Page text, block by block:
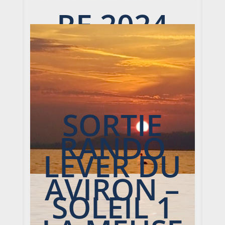
RE 2024
SORTIE
LEVER DU
SOLEIL 1
RANDO
AVIRON –